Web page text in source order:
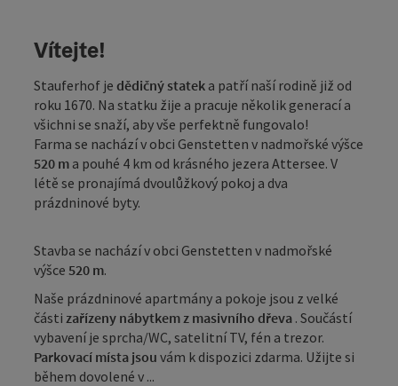
Vítejte!
Stauferhof je dědičný statek a patří naší rodině již od
roku 1670. Na statku žije a pracuje několik generací a
všichni se snaží, aby vše perfektně fungovalo!
Farma se nachází v obci Genstetten v nadmořské výšce
520 m a pouhé 4 km od krásného jezera Attersee. V
létě se pronajímá dvoulůžkový pokoj a dva
prázdninové byty.
Stavba se nachází v obci Genstetten v nadmořské
výšce 520 m.
Naše prázdninové apartmány a pokoje jsou z velké
části zařízeny nábytkem z masivního dřeva . Součástí
vybavení je sprcha/WC, satelitní TV, fén a trezor.
Parkovací místa jsou vám k dispozici zdarma. Užijte si
během dovolené v ...